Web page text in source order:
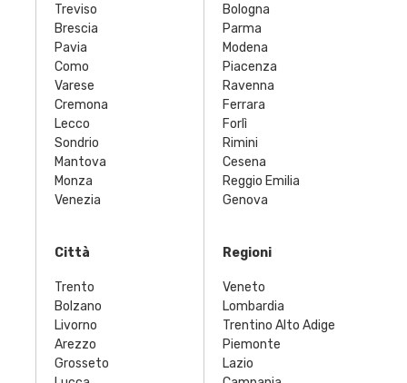
Treviso
Brescia
Pavia
Como
Varese
Cremona
Lecco
Sondrio
Mantova
Monza
Venezia
Bologna
Parma
Modena
Piacenza
Ravenna
Ferrara
Forlì
Rimini
Cesena
Reggio Emilia
Genova
Città
Trento
Bolzano
Livorno
Arezzo
Grosseto
Regioni
Veneto
Lombardia
Trentino Alto Adige
Piemonte
Lazio